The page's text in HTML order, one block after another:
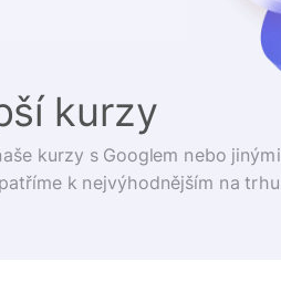
kurzy
kurzy s Googlem nebo jinými
k nejvýhodnějším na trhu